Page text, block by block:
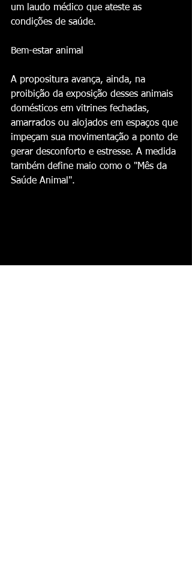
um laudo médico que ateste as
condições de saúde.
‎Bem-estar animal
‎A propositura avança, ainda, na
proibição da exposição desses animais
domésticos em vitrines fechadas,
amarrados ou alojados em espaços que
impeçam sua movimentação a ponto de
gerar desconforto e estresse. A medida
também define maio como o "Mês da
Saúde Animal".